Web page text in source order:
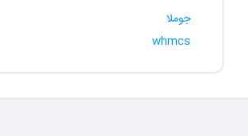
جوملا
whmcs